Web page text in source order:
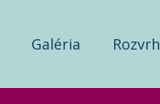
Galéria Rozvrh